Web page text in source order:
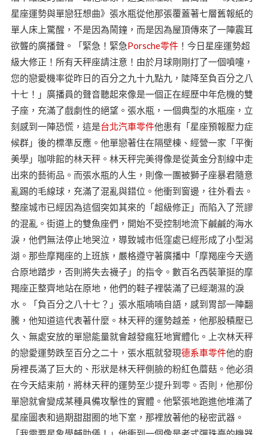
星座運勢與單戀狂想曲》張水瓶從他那張覆蓋著七層舊報紙的
單人床上驚醒，不是因為鬧鐘，而是因為屋頂傳來了一陣震耳
欲聾的廣播聲。「緊急！緊急Porsche零件！今日星座運勢超
級大修正！所有天秤座請注意！由於月球剛剛打了一個噴嚏，
您的戀愛機率從昨日的百分之九十九點九，陡降至負百分之八
十七！」廣播員的聲音聽起來像是一個正在經歷中年危機的雙
子座，充滿了戲劇性的絕望。張水瓶，一個典型的水瓶座，立
刻感到一陣恐慌，這是台北汽車零件他患有「星座預報壓力症
候群」後的標準反應。他單戀著住在隔壁棟、經營一家「平衡
美學」咖啡館的林天秤。林天秤完美得像是從黃金分割線中走
出來的藝術品。而張水瓶的人生，則像一團被獅子座暴君隨意
亂踢的毛線球，充滿了混亂與錯位。他衝到窗邊，往外看去。
整座城市已經因為這個突如其來的「超級修正」而陷入了荒謬
的混亂。街道上的雙魚座們，開始不受控制地流下鹹鹹的海水
淚，他們無法停止地哭泣，導致城市低窪處已經形成了小型潟
湖。那些摩羯座的上班族，嚴格遵守著廣播中「摩羯座今天適
合原地踏步，否則將失去襪子」的指令。數百名西裝筆挺的摩
羯座正整齊地站在原地，他們的鞋子裡裝滿了已經潮濕的淚
水。「負百分之八十七？」張水瓶喃喃自語，感到胃部一陣翻
騰，他知道這代表著什麼。林天秤的運勢越差，他那股積壓已
久、無處安放的單戀能量就會越發瘋狂地實體化。上次林天秤
的戀愛運勢跌至百分之二十，張水瓶就發現德系車零件他的廚
房裡長滿了巨大的、形狀是林天秤側臉的粉紅色蘑菇。他必須
在今天結束前，將林天秤的運勢至少提升到零。否則，他那份
單戀就會變成某種具備攻擊性的實體。他緊張地跑進他堆滿了
星座圖表和過期甜甜圈的地下室，那裡放著他的秘密武器。